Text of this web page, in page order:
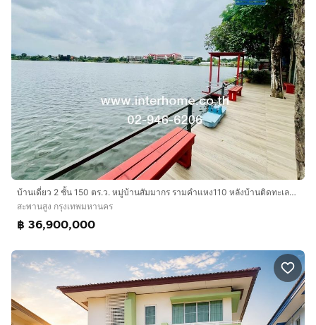
บ้านเดี่ยว 2 ชั้น 150 ตร.ว. หมู่บ้านสัมมากร รามคำแหง110 หลังบ้านติดทะเลสาป ถนนรามคำแหง เขตสะพานสูง กรุงเทพมหานคร
สะพานสูง กรุงเทพมหานคร
฿ 36,900,000